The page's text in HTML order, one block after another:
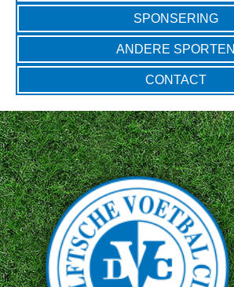
SPONSERING
ANDERE SPORTEN
CONTACT